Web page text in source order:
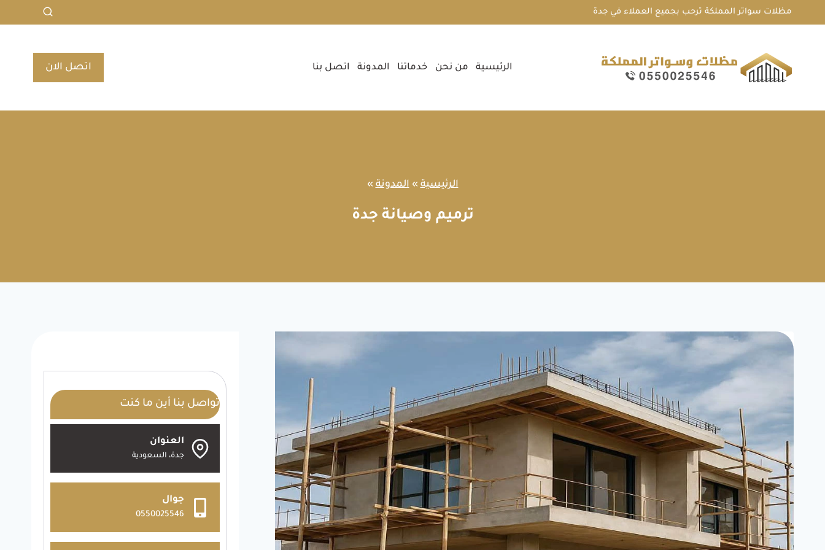
إلى
مظلات سواتر المملكة ترحب بجميع العملاء في جدة
الرئيسية من نحن خدماتنا المدونة اتصل بنا اتصل الان
الرئيسية » المدونة »
ترميم وصيانة جدة
تواصل بنا أين ما كنت
العنوان
جدة، السعودية
جوال
0550025546